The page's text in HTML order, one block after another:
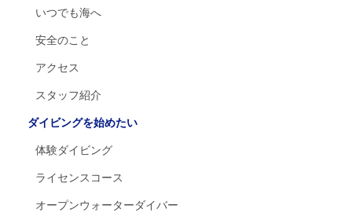
いつでも海へ
安全のこと
アクセス
スタッフ紹介
ダイビングを始めたい
体験ダイビング
ライセンスコース
オープンウォーターダイバー